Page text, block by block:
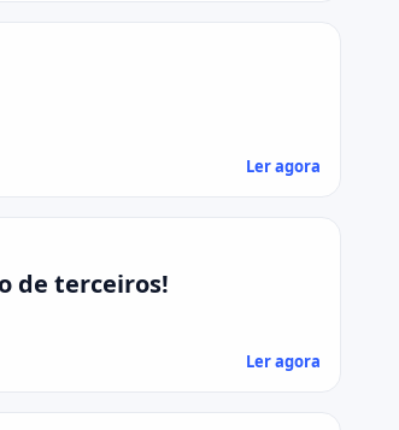
Ler agora
de terceiros!
Ler agora